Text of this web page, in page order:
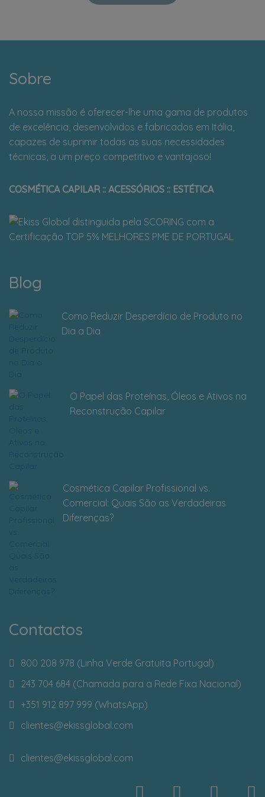
Sobre
A nossa missão é oferecer-lhe uma gama de produtos
de excelência, desenvolvidos e fabricados em Itália,
capazes de suprimir todas as suas necessidades
técnicas, a um preço competitivo e vantajoso!
COSMÉTICA CAPILAR :: ACESSÓRIOS :: ESTÉTICA
Blog
Como Reduzir Desperdício de Produto no
Dia a Dia
O Papel das Proteínas, Óleos e Ativos na
Reconstrução Capilar
Cosmética Capilar Profissional vs.
Comercial: Quais São as Verdadeiras
Diferenças?
Contactos
800 208 978 (Linha Verde Gratuita Portugal)
243 704 684 (Chamada para a Rede Fixa Nacional)
+351 912 897 999 (WhatsApp)
clientes@ekissglobal.com
clientes@ekissglobal.com